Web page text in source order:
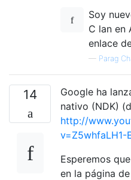
Soy
C lan en
enlace
— Parag
14
Google ha
nativo (NDK)
http://
v=Z5whfaLH1-
Esperemos
en la página